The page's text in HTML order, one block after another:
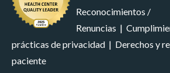
Reconocimientos /
Renuncias |
prácticas de privacidad | Derechos y
paciente